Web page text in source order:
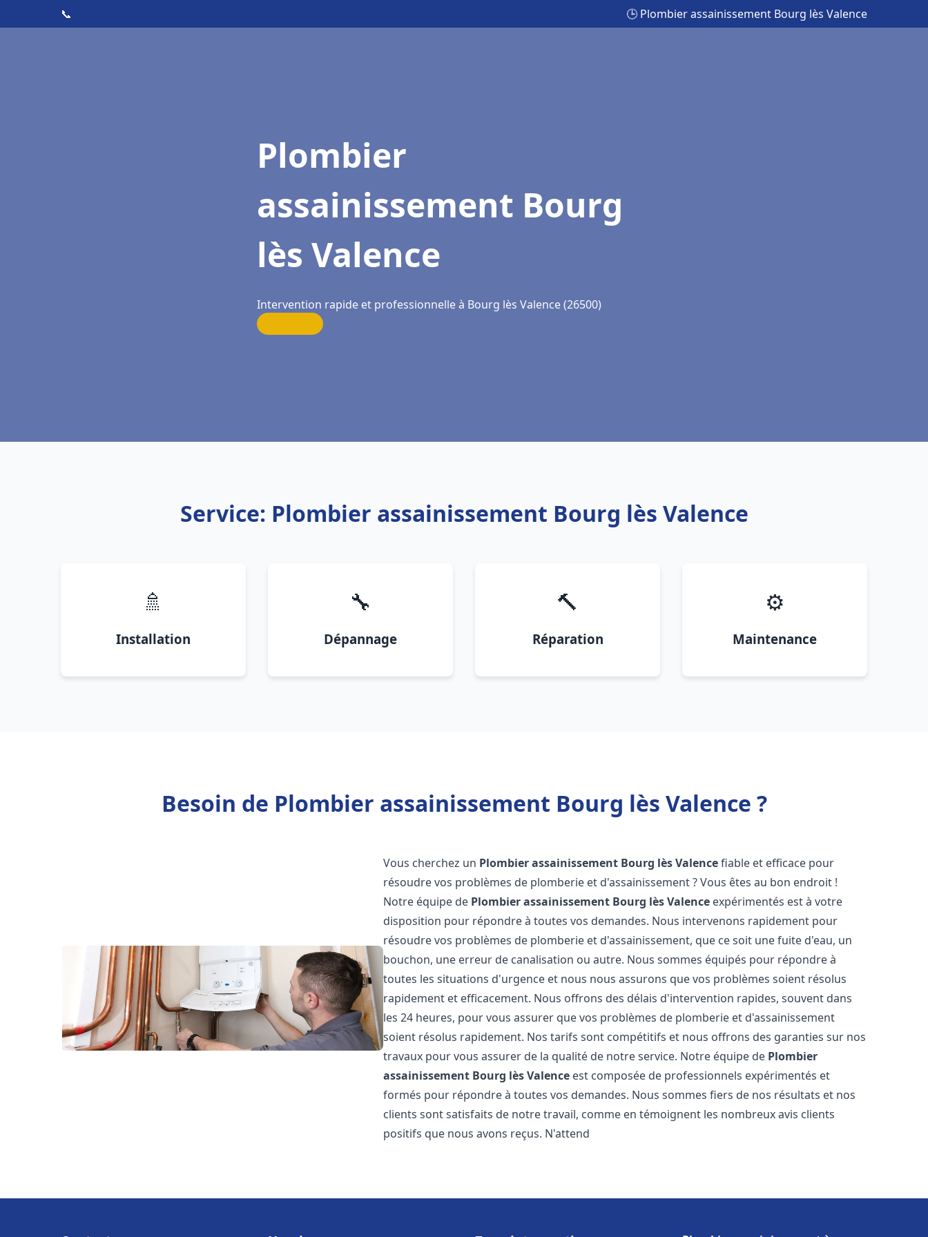
📞 🕒 Plombier assainissement Bourg lès Valence
Plombier
assainissement Bourg
lès Valence
Intervention rapide et professionnelle à Bourg lès Valence (26500)
Service: Plombier assainissement Bourg lès Valence
🚿
Installation
🔧
Dépannage
🔨
Réparation
⚙️
Maintenance
Besoin de Plombier assainissement Bourg lès Valence ?
Vous cherchez un Plombier assainissement Bourg lès Valencefiable et efficace pour
résoudre vos problèmes de plomberie et d'assainissement ? Vous êtes au bon endroit !
Notre équipe de Plombier assainissement Bourg lès Valence expérimentés est à votre
disposition pour répondre à toutes vos demandes. Nous intervenons rapidement pour
résoudre vos problèmes de plomberie et d'assainissement, que ce soit une fuite d'eau, un
bouchon, une erreur de canalisation ou autre. Nous sommes équipés pour répondre à
toutes les situations d'urgence et nous nous assurons que vos problèmes soient résolus
rapidement et efficacement. Nous offrons des délais d'intervention rapides, souvent dans
les 24 heures, pour vous assurer que vos problèmes de plomberie et d'assainissement
soient résolus rapidement. Nos tarifs sont compétitifs et nous offrons des garanties sur nos
travaux pour vous assurer de la qualité de notre service. Notre équipe de Plombier
assainissement Bourg lès Valence est composée de professionnels expérimentés et
formés pour répondre à toutes vos demandes. Nous sommes fiers de nos résultats et nos
clients sont satisfaits de notre travail, comme en témoignent les nombreux avis clients
positifs que nous avons reçus. N'attend